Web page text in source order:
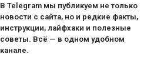
В Telegram мы публикуем не только
новости с сайта, но и редкие факты,
инструкции, лайфхаки и полезные
советы. Всё — в одном удобном
канале.